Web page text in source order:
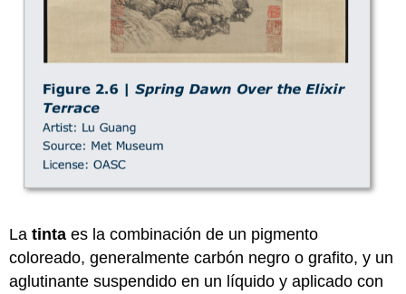
Latinta es la combinación de un pigmento
coloreado, generalmente carbón negro o grafito, y un
aglutinante suspendido en un líquido y aplicado con